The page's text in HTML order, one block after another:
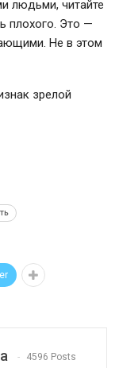
людьми, читайте
плохого. Это —
Не в этом
зрелой
4596 Posts